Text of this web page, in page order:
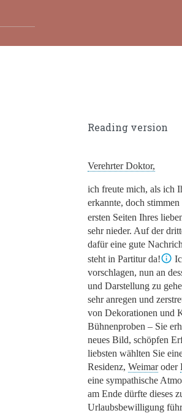
Reading version
Verehrter Doktor,
ich freute mich, als ich
erkannte, doch
ersten Seiten Ihres
sehr nieder. Auf der
dafür eine gute
steht in Partitur da!
vorschlagen, nun an
und Darstellung zu
sehr anregen und
von Dekorationen und
Bühnenproben – Sie
neues Bild, schöpfen
liebsten wählten Sie
Residenz, Weimaroder
eine sympathische
am Ende dürfte dieses
Urlaubsbewilligung